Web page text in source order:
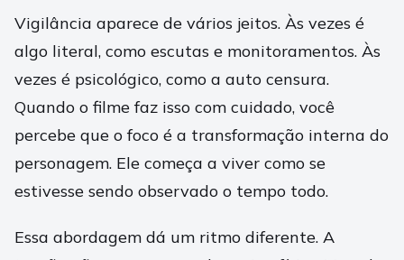
Vigilância aparece de vários jeitos. Às vezes é
algo literal, como escutas e monitoramentos. Às
vezes é psicológico, como a auto censura.
Quando o filme faz isso com cuidado, você
percebe que o foco é a transformação interna do
personagem. Ele começa a viver como se
estivesse sendo observado o tempo todo.
Essa abordagem dá um ritmo diferente. A